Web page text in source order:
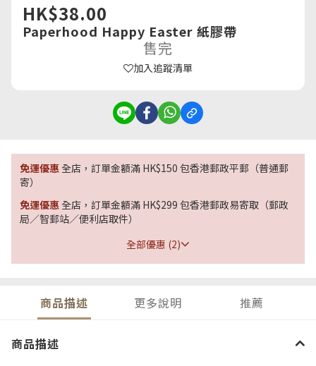
HK$38.00
Paperhood Happy Easter 紙膠帶
售完
加入追蹤清單
免運優惠全店，訂單金額滿 HK$150 包香港郵政平郵（普通郵
寄）
免運優惠全店，訂單金額滿 HK$299 包香港郵政易寄取（郵政
局／智郵站／便利店取件）
全部優惠 (2)
商品描述 更多說明 推薦
商品描述